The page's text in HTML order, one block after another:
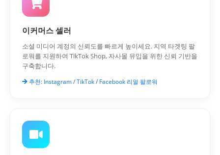
이커머스 셀러
소셜 미디어 계정의 신뢰도를 빠르게 높이세요. 지역 타겟팅 팔
로워를 지원하여 TikTok Shop, 자사몰 유입을 위한 신뢰 기반을
구축합니다.
추천: Instagram / TikTok / Facebook 리얼 팔로워